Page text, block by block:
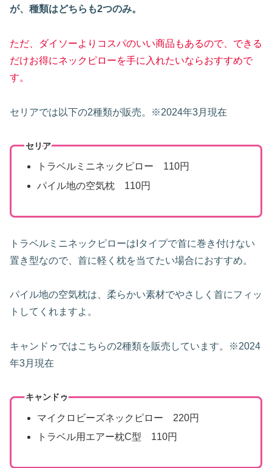
が、種類はどちらも2つのみ。
ただ、ダイソーよりコスパのいい商品もあるので、できる
だけお得にネックピローを手に入れたいならおすすめで
す。
セリアでは以下の2種類が販売。※2024年3月現在
セリア
トラベルミニネックピロー 110円
パイル地の空気枕 110円
トラベルミニネックピローはIタイプで首に巻き付けない
置き型なので、首に軽く枕を当てたい場合におすすめ。
パイル地の空気枕は、柔らかい素材でやさしく首にフィッ
トしてくれますよ。
キャンドゥではこちらの2種類を販売しています。※2024
年3月現在
キャンドゥ
マイクロビーズネックピロー 220円
トラベル用エアー枕C型 110円